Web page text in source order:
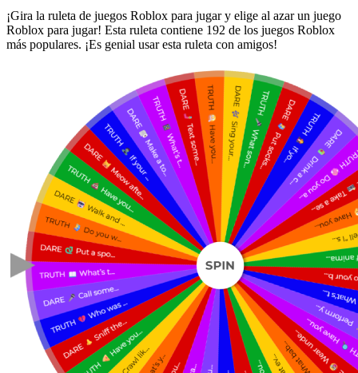
¡Gira la ruleta de juegos Roblox para jugar y elige al azar un juego
Roblox para jugar! Esta ruleta contiene 192 de los juegos Roblox
más populares. ¡Es genial usar esta ruleta con amigos!